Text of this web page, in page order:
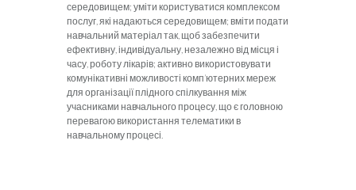
середовищем; уміти користуватися комплексом
послуг, які надаються середовищем; вміти подати
навчальний матеріал так, щоб забезпечити
ефективну, індивідуальну, незалежно від місця і
часу, роботу лікарів; активно використовувати
комунікативні можливості комп’ютерних мереж
для організації плідного спілкування між
учасниками навчального процесу, що є головною
перевагою використання телематики в
навчальному процесі.